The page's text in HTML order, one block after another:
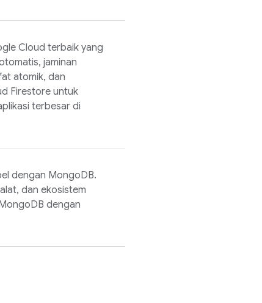
Cloud terbaik yang
jaminan
atomik, dan
Firestoreuntuk
terbesar di
dengan MongoDB.
dan ekosistem
dengan